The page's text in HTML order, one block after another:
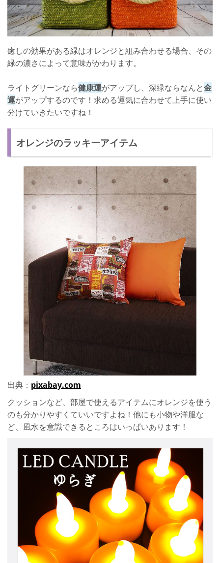
癒しの効果がある緑はオレンジと組み合わせる場合、その
緑の濃さによって意味がかわります。
ライトグリーンなら健康運がアップし、深緑ならなんと金
運がアップするのです！求める運気に合わせて上手に使い
分けていきたいですね！
オレンジのラッキーアイテム
出典： pixabay.com
クッションなど、部屋で使えるアイテムにオレンジを使う
のも分かりやすくていいですよね！他にも小物や洋服な
ど、風水を意識できるところはいっぱいあります！